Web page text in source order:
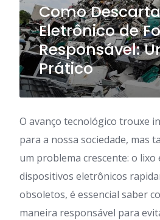
Como
Eletrônico de
Responsável:
Prático
O avanço tecnológico trouxe
para a nossa sociedade, mas
um problema crescente: o lixo
dispositivos eletrônicos
obsoletos, é essencial saber
maneira responsável para